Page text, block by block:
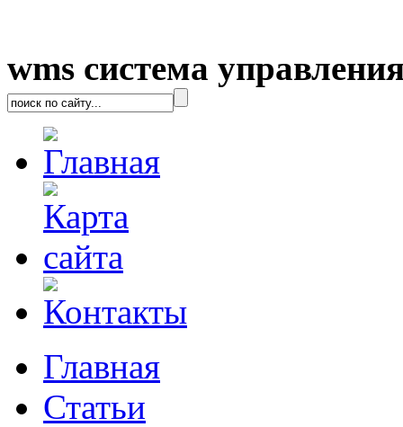
wms система
Главная
Статьи